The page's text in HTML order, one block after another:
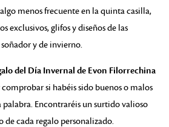
menos frecuente en la quinta casilla,
exclusivos, glifos y diseños de las
y de invierno.
del Día Invernal de Evon Filorrechina
si habéis sido buenos o malos
palabra. Encontraréis un surtido valioso
de cada regalo personalizado.